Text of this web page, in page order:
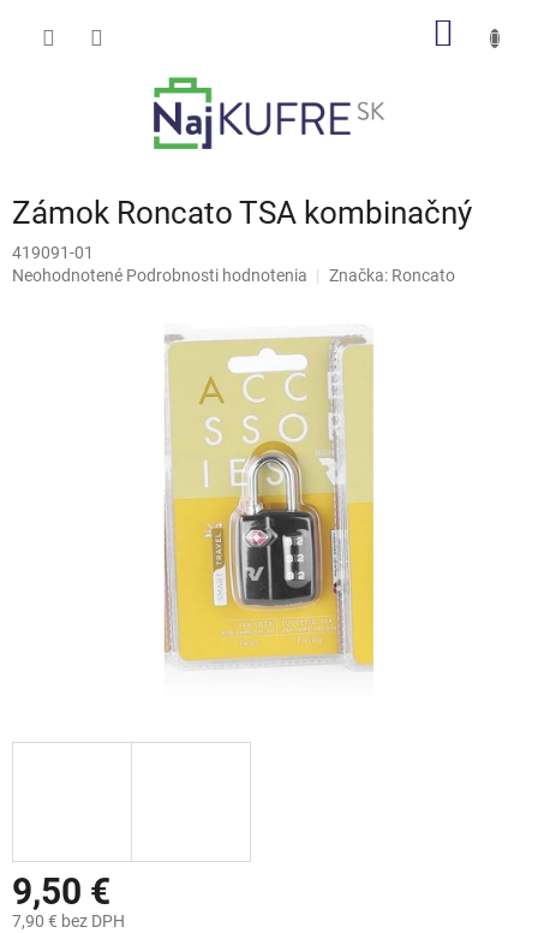
Zámok Roncato TSA kombinačný
419091-01
Priemerné
Neohodnotené Podrobnosti hodnotenia Značka: Roncato
9,50 €
7,90 € bez DPH